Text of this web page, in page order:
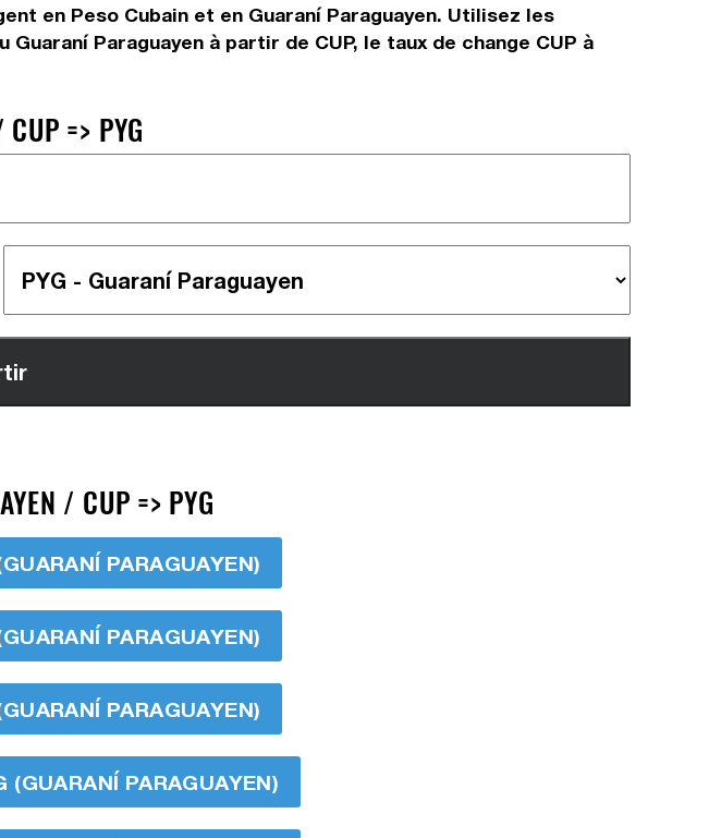
en Peso Cubain et en Guaraní Paraguayen. Utilisez les
Paraguayen à partir de CUP, le taux de change CUP à
=> PYG
/ CUP => PYG
PARAGUAYEN)
PARAGUAYEN)
PARAGUAYEN)
(GUARANÍ PARAGUAYEN)